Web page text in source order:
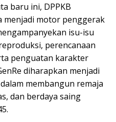
baru ini, DPPKB
menjadi motor penggerak
isu-isu
perencanaan
penguatan karakter
diharapkan menjadi
membangun remaja
dan berdaya saing